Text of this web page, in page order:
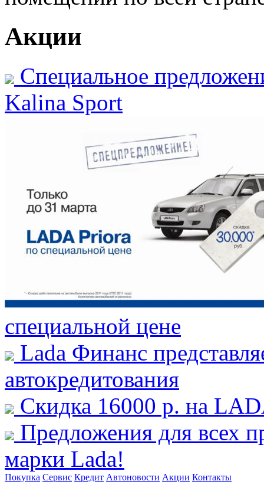
Акции
Специальное
Kalina Sport
специальной цене
Lada Финанс
автокредитования
Скидка 16000 р. на
Предложения для всех
марки Lada!
Покупка Сервис Кредит Автоновости Акции Контакты